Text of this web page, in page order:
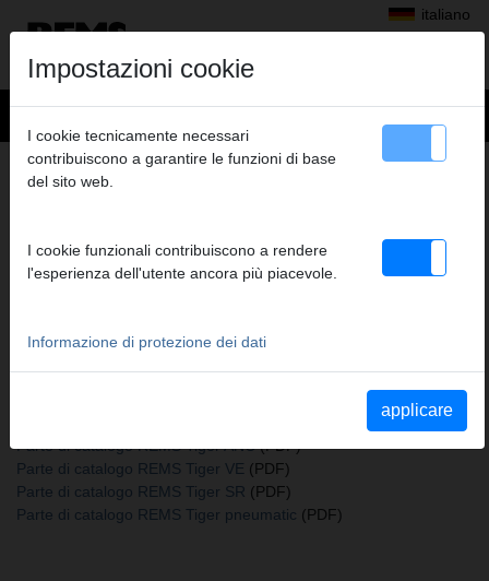
italiano
Prodotti>Segare>REMS Puma VE> Cassetta metallica
PER REMS PUMA/CAT/TIGER
Cod. art. 566051 R
Katalogauszüge
Parte di catalogo REMS Tiger ANC(PDF)
Parte di catalogo REMS Tiger VE (PDF)
Parte di catalogo REMS Tiger SR (PDF)
Parte di catalogo REMS Tiger pneumatic (PDF)
Impostazioni cookie
I cookie tecnicamente necessari
contribuiscono a garantire le funzioni di base
del sito web.
I cookie funzionali contribuiscono a rendere
l'esperienza dell'utente ancora più piacevole.
Informazione di protezione dei dati
applicare